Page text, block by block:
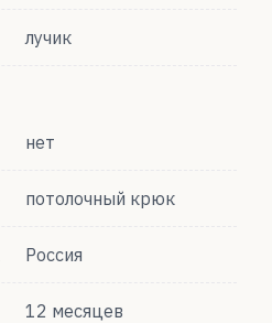
лучик
нет
потолочный крюк
Россия
12 месяцев